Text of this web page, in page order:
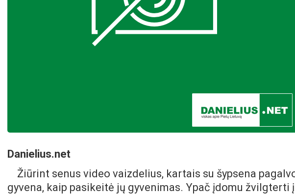
Danielius.net
Žiūrint senus video vaizdelius, kartais su šypsena
gyvena, kaip pasikeitė jų gyvenimas. Ypač įdomu žvilgterti